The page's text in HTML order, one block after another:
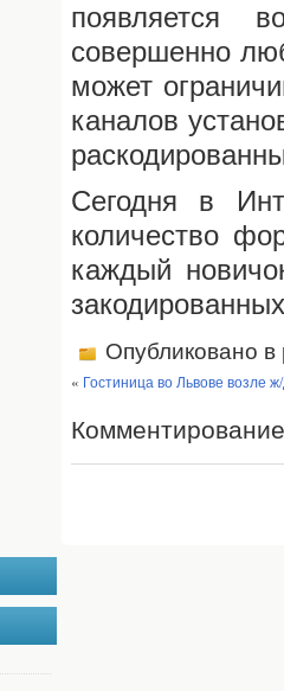
появляется
совершенно
может
каналов
Сегодня в
количество
каждый
Опубликовано
« Гостиница во Львове возле